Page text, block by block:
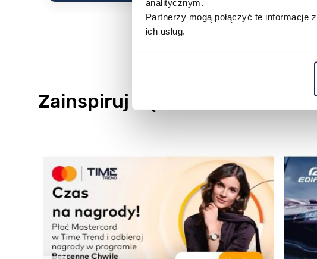
analitycznym.
Partnerzy mogą połączyć te
ich usług.
Zainspiruj się